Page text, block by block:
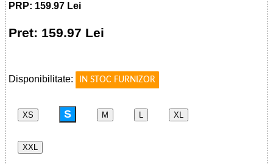
PRP: 159.97 Lei
Pret: 159.97 Lei
Disponibilitate:
IN STOC FURNIZOR
XS S M L XL
XXL